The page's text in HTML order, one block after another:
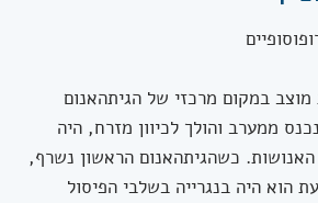
במקום מרכזי של הגיתהאנום
ממערב והולך לכיוון מזרח, היה
כשהגיתהאנום הראשון נשרף,
הוא היה בנגרייה בשלבי הפיסול